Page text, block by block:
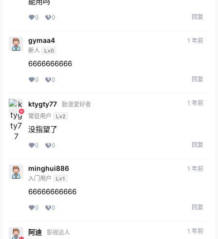
0 0 回复
gymaa4
新人 Lv0
1 年前
6666666666
0 0 回复
ktygty77
動漫愛好者
常驻用户
Lv2
1 年前
没指望了
0 0 回复
minghui886
入门用户 Lv1
1 年前
66666666666
0 0 回复
阿迪 影视达人 1 年前